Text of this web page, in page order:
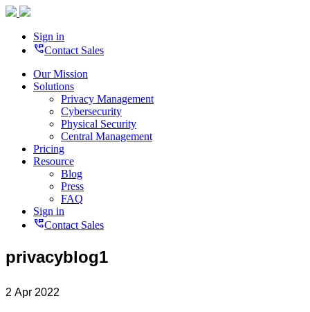
Sign in
perm_phone_msgContact Sales
Our Mission
Solutions
Privacy Management
Cybersecurity
Physical Security
Central Management
Pricing
Resource
Blog
Press
FAQ
Sign in
perm_phone_msgContact Sales
privacyblog1
2 Apr 2022